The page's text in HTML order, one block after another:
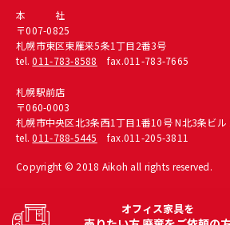
オフィス家具を
本 社
〒007-0825
札幌市東区東雁来5条1丁目2番3号
tel.011-783-8588 fax.011-783-7665
札幌駅前店
〒060-0003
札幌市中央区北3条西1丁目1番10号 N北3条ビ
tel.011-788-5445 fax.011-205-3811
Copyright © 2018 Aikoh all rights reserved.